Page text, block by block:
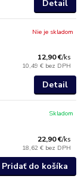
Detail
12,90 €/ks
10,49 € bez DPH
Nie je skladom
Detail
22,90 €/ks
18,62 € bez DPH
Skladom
Pridať do košíka